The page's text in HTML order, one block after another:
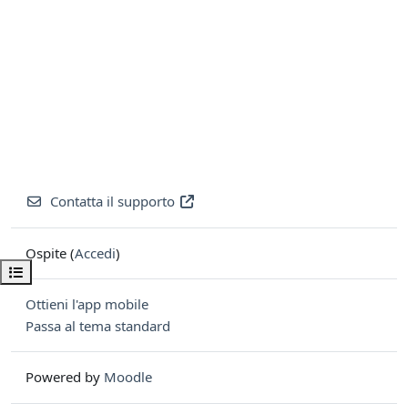
Apri indice del corso
Contatta il supporto
Ospite (Accedi)
Ottieni l'app mobile
Passa al tema standard
Powered by Moodle